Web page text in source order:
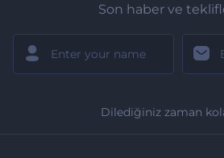
Son haber ve
Dilediğiniz zaman